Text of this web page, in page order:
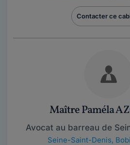
Contacter ce
Maître Paméla
Avocat au barreau de
Seine-Saint-Denis,